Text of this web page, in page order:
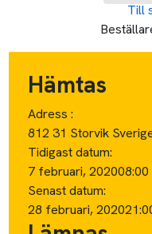
Till
Hämtas
Adress :
812 31 Storvik
Tidigast datum:
7 februari, 202008:00
Senast datum:
28 februari, 2020